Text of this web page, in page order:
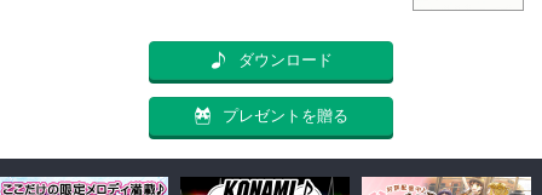
ダウンロード
プレゼントを贈る